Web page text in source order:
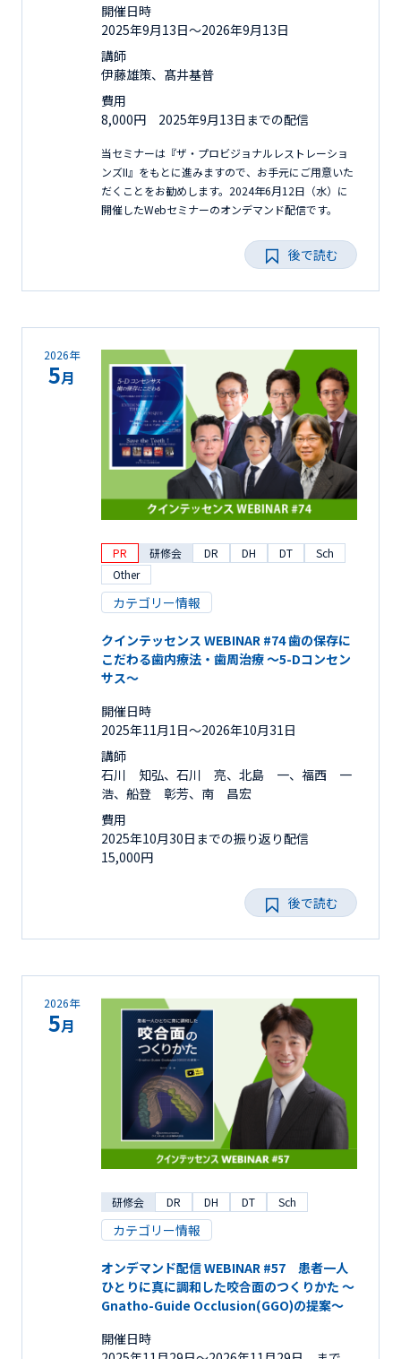
開催日時
2025年9月13日〜2026年9月13日
講師
伊藤雄策、髙井基普
費用
8,000円 2025年9月13日までの配信
当セミナーは『ザ・プロビジョナルレストレーショ
ンズII』をもとに進みますので、お手元にご用意いた
だくことをお勧めします。2024年6月12日（水）に
開催したWebセミナーのオンデマンド配信です。
後で読む
2026年
5月
PR 研修会 DR DH DT
Sch
Other
カテゴリー情報
クインテッセンス WEBINAR #74 歯の保存に
こだわる歯内療法・歯周治療 ～5-Dコンセン
サス～
開催日時
2025年11月1日〜2026年10月31日
講師
石川 知弘、石川 亮、北島 一、福西 一
浩、船登 彰芳、南 昌宏
費用
2025年10月30日までの振り返り配信
15,000円
後で読む
2026年
5月
研修会 DR DH DT Sch
カテゴリー情報
オンデマンド配信 WEBINAR #57 患者一人
ひとりに真に調和した咬合面のつくりかた ～
Gnatho-Guide Occlusion(GGO)の提案～
開催日時